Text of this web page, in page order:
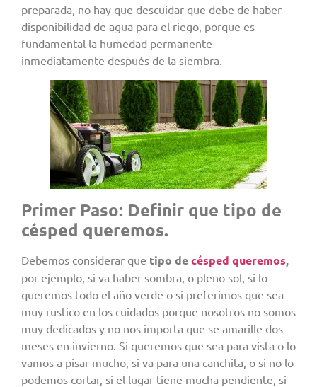
preparada, no hay que descuidar que debe de haber
disponibilidad de agua para el riego, porque es
fundamental la humedad permanente
inmediatamente después de la siembra.
Primer Paso: Definir que tipo de
césped queremos.
Debemos considerar que tipo decésped queremos,
por ejemplo, si va haber sombra, o pleno sol, si lo
queremos todo el año verde o si preferimos que sea
muy rustico en los cuidados porque nosotros no somos
muy dedicados y no nos importa que se amarille dos
meses en invierno. Si queremos que sea para vista o lo
vamos a pisar mucho, si va para una canchita, o si no lo
podemos cortar, si el lugar tiene mucha pendiente, si